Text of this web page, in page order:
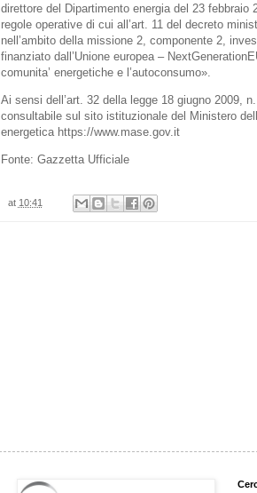
direttore del Dipartimento energia del 23
regole operative di cui all’art. 11 del decreto
nell’ambito della missione 2, componente 2,
finanziato dall’Unione europea –
comunita’ energetiche e l’autoconsumo».
Ai sensi dell’art. 32 della legge 18 giugno 2009,
consultabile sul sito istituzionale del Ministero
energetica https://www.mase.gov.it
Fonte: Gazzetta Ufficiale
at 10:41